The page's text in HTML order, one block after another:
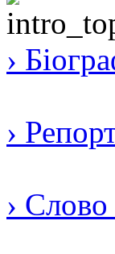
›
›
› Слово